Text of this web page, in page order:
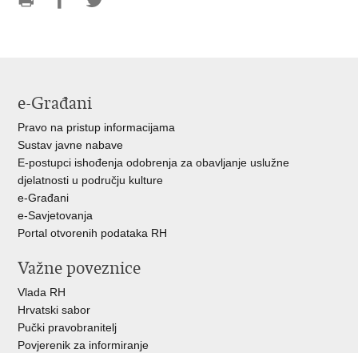
e-Građani
Pravo na pristup informacijama
Sustav javne nabave
E-postupci ishođenja odobrenja za obavljanje uslužne
djelatnosti u području kulture
e-Građani
e-Savjetovanja
Portal otvorenih podataka RH
Važne poveznice
Vlada RH
Hrvatski sabor
Pučki pravobranitelj
Povjerenik za informiranje